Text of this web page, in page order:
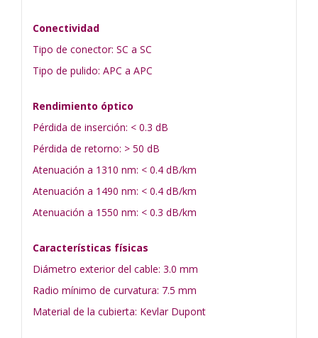
Conectividad
Tipo de conector: SC a SC
Tipo de pulido: APC a APC
Rendimiento óptico
Pérdida de inserción: < 0.3 dB
Pérdida de retorno: > 50 dB
Atenuación a 1310 nm: < 0.4 dB/km
Atenuación a 1490 nm: < 0.4 dB/km
Atenuación a 1550 nm: < 0.3 dB/km
Características físicas
Diámetro exterior del cable: 3.0 mm
Radio mínimo de curvatura: 7.5 mm
Material de la cubierta: Kevlar Dupont